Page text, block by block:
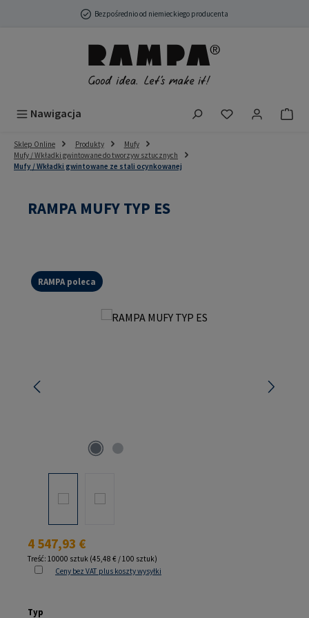
Przejdź do głównej zawartościBezpośrednio od niemieckiego producenta
Nawigacja Masz 0
Sklep Online Produkty
Mufy
Mufy / Wkładki gwintowane do tworzyw sztucznych
Mufy / Wkładki gwintowane ze stali ocynkowanej
RAMPA MUFY TYP ES
RAMPA poleca
Pomiń galerię zdjęć
Cena regularna:
4 547,93 €
Treść: 10000 sztuk (45,48 € / 100 sztuk)
Ceny bez VAT plus koszty wysyłki
Wybierz
Typ